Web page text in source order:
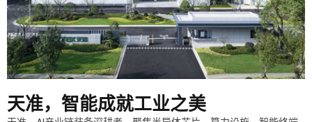
天准，智能成就工业之美